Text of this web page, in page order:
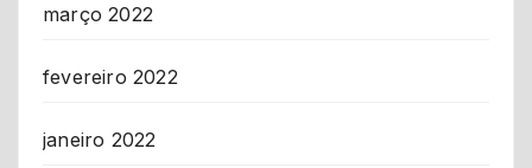
março 2022
fevereiro 2022
janeiro 2022